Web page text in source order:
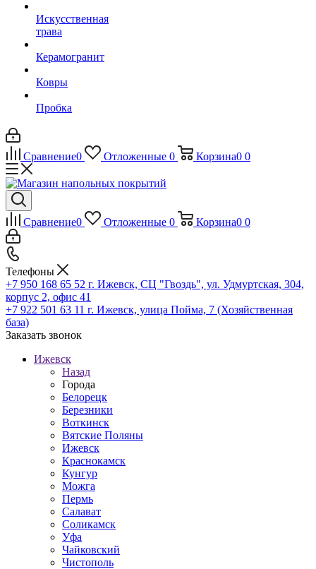
Искусственная
трава
Керамогранит
Ковры
Пробка
Сравнение0 Отложенные 0 Корзина0 0
Сравнение0 Отложенные 0 Корзина0 0
Телефоны
+7 950 168 65 52 г. Ижевск, СЦ "Гвоздь", ул. Удмуртская, 304,
корпус 2, офис 41
+7 922 501 63 11 г. Ижевск, улица Пойма, 7 (Хозяйственная
база)
Заказать звонок
Ижевск
Назад
Города
Белорецк
Березники
Воткинск
Вятские Поляны
Ижевск
Краснокамск
Кунгур
Можга
Пермь
Салават
Соликамск
Уфа
Чайковский
Чистополь